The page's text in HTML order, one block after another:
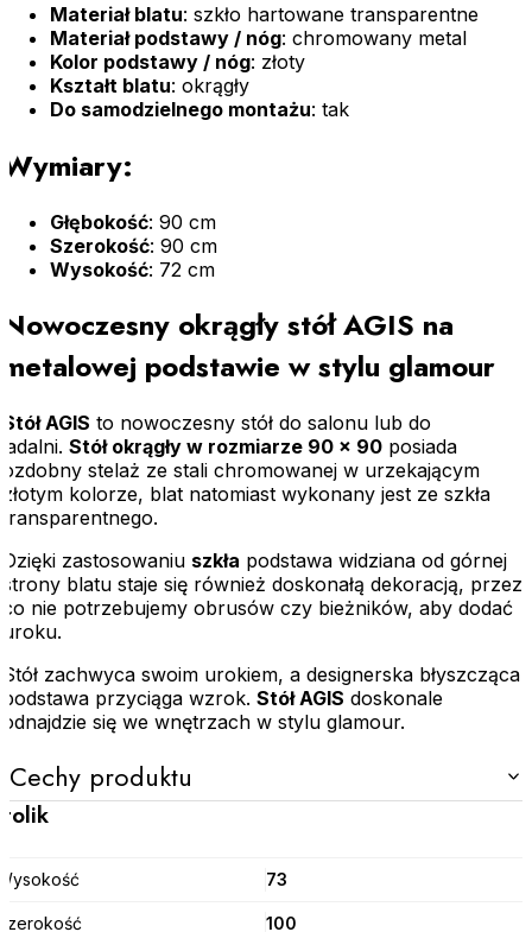
Materiał blatu: szkło hartowane transparentne
Materiał podstawy / nóg: chromowany metal
Kolor podstawy / nóg: złoty
Kształt blatu: okrągły
Do samodzielnego montażu: tak
Wymiary:
Głębokość: 90 cm
Szerokość: 90 cm
Wysokość: 72 cm
Nowoczesny okrągły stół AGIS na
metalowej podstawie w stylu glamour
Stół AGIS to nowoczesny stół do salonu lub do
jadalni. Stół okrągły w rozmiarze 90 x 90 posiada
ozdobny stelaż ze stali chromowanej w urzekającym
złotym kolorze, blat natomiast wykonany jest ze szkła
transparentnego.
Dzięki zastosowaniu szkła podstawa widziana od górnej
strony blatu staje się również doskonałą dekoracją, przez
co nie potrzebujemy obrusów czy bieżników, aby dodać
uroku.
Stół zachwyca swoim urokiem, a designerska błyszcząca
podstawa przyciąga wzrok. Stół AGIS doskonale
odnajdzie się we wnętrzach w stylu glamour.
Cechy produktu
73
100